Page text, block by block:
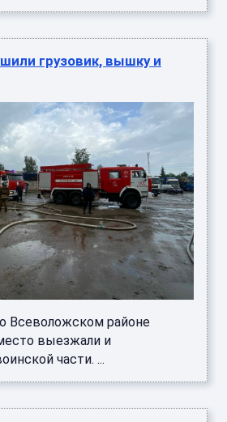
грузовик, вышку и
Всеволожском районе
выезжали и
части. ...